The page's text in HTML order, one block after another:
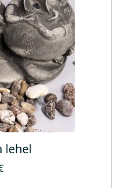
lehel